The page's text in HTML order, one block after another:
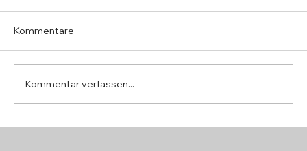
Jahreshauptversammlung 2026
Kommentare
Kommentar verfassen...